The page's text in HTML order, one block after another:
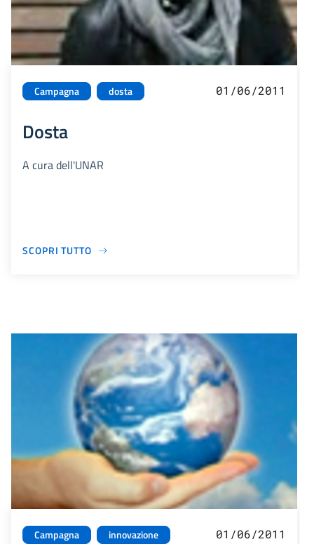
Campagna dosta 01/06/2011
Dosta
A cura dell'UNAR
SCOPRI TUTTO
Campagna innovazione 01/06/2011